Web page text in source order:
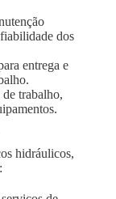
dos
entrega e
trabalho,
hidráulicos,